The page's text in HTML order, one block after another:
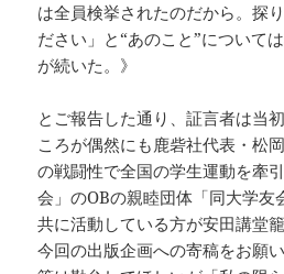
は全員検挙されたのだから。探
ださい」と“あのこと”について
が続いた。》
とご報告した通り、証言者は当
ころが偶然にも鹿砦社代表・松
の戦闘性で全国の学生運動を牽
会」のOBの親睦団体「同大学友
共に活動している方が安田講堂
今回の出版企画への寄稿をお願